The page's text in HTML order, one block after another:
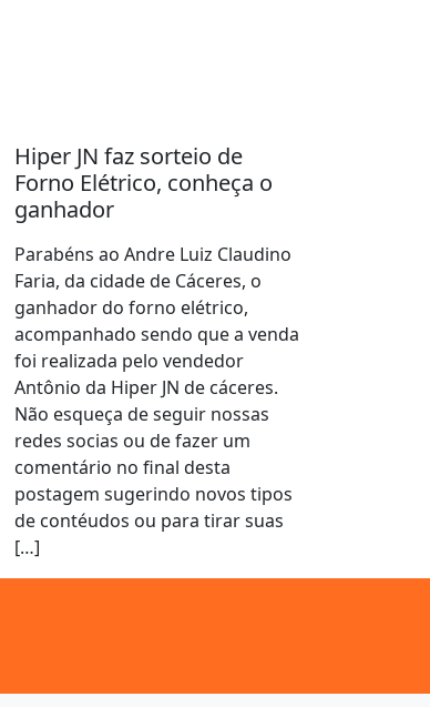
Hiper JN faz sorteio de
Forno Elétrico, conheça o
ganhador
Parabéns ao Andre Luiz Claudino
Faria, da cidade de Cáceres, o
ganhador do forno elétrico,
acompanhado sendo que a venda
foi realizada pelo vendedor
Antônio da Hiper JN de cáceres.
Não esqueça de seguir nossas
redes socias ou de fazer um
comentário no final desta
postagem sugerindo novos tipos
de contéudos ou para tirar suas
[…]